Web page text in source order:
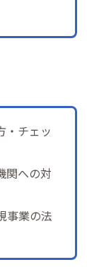
・チェッ
関への対
事業の法